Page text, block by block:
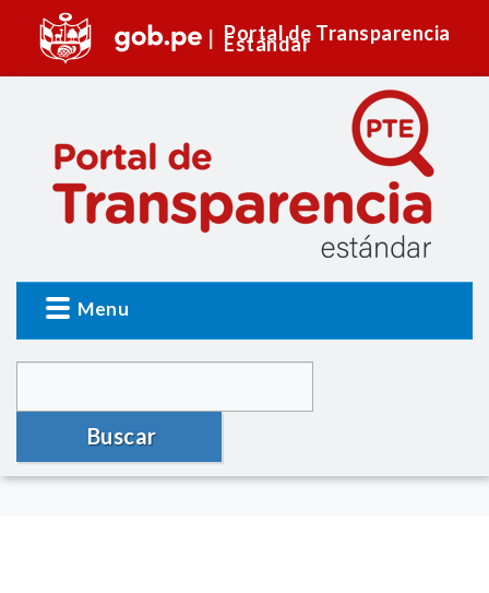
Portal de Transparencia
Estándar
Menu
Buscar